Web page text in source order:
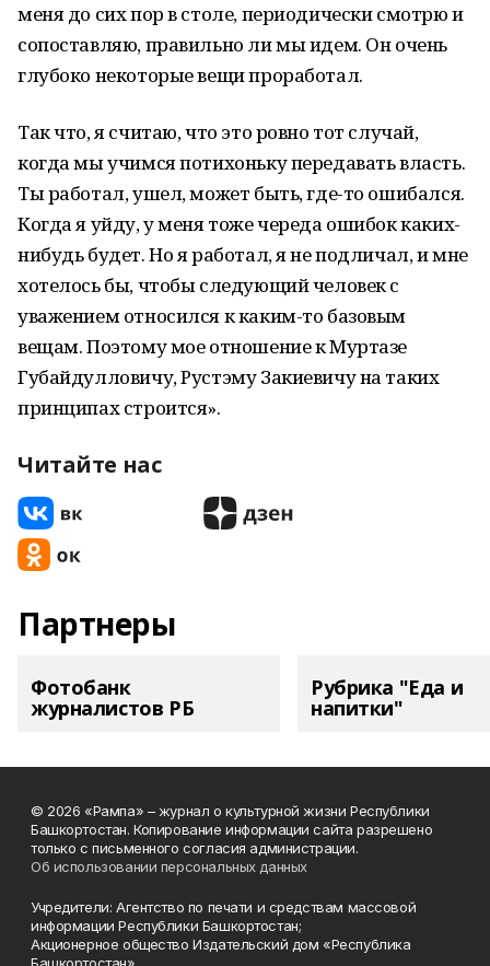
меня до сих пор в столе, периодически смотрю и
сопоставляю, правильно ли мы идем. Он очень
глубоко некоторые вещи проработал.
Так что, я считаю, что это ровно тот случай,
когда мы учимся потихоньку передавать власть.
Ты работал, ушел, может быть, где-то ошибался.
Когда я уйду, у меня тоже череда ошибок каких-
нибудь будет. Но я работал, я не подличал, и мне
хотелось бы, чтобы следующий человек с
уважением относился к каким-то базовым
вещам. Поэтому мое отношение к Муртазе
Губайдулловичу, Рустэму Закиевичу на таких
принципах строится».
Читайте нас
Партнеры
Фотобанк
журналистов РБ
Рубрика "Еда и
напитки"
© 2026 «Рампа» – журнал о культурной жизни Республики
Башкортостан. Копирование информации сайта разрешено
только с письменного согласия администрации.
Об использовании персональных данных
Учредители: Агентство по печати и средствам массовой
информации Республики Башкортостан;
Акционерное общество Издательский дом «Республика